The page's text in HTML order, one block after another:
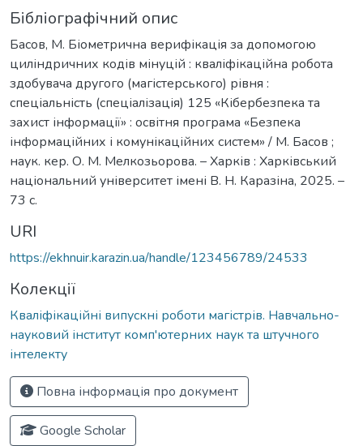
Бібліографічний опис
Басов, М. Біометрична верифікація за допомогою
циліндричних кодів мінуцій : кваліфікаційна робота
здобувача другого (магістерського) рівня :
спеціальність (спеціалізація) 125 «Кібербезпека та
захист інформації» : освітня програма «Безпека
інформаційних і комунікаційних систем» / М. Басов ;
наук. кер. О. М. Мелкозьорова. – Харків : Харківський
національний університет імені В. Н. Каразіна, 2025. –
73 с.
URI
https://ekhnuir.karazin.ua/handle/123456789/24533
Колекції
Кваліфікаційні випускні роботи магістрів. Навчально-
науковий інститут комп'ютерних наук та штучного
інтелекту
Повна інформація про документ
Google Scholar